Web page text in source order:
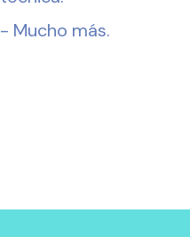
- Mucho más.